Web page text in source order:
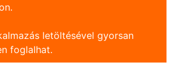
letöltésével gyorsan
foglalhat.